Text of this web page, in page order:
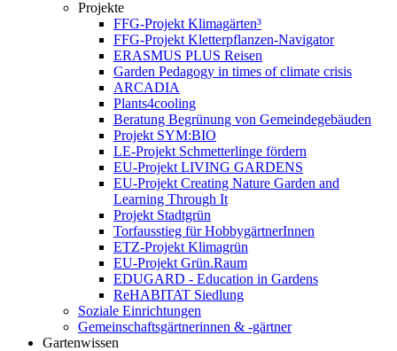
Projekte
FFG-Projekt Klimagärten³
FFG-Projekt Kletterpflanzen-Navigator
ERASMUS PLUS Reisen
Garden Pedagogy in times of climate crisis
ARCADIA
Plants4cooling
Beratung Begrünung von Gemeindegebäuden
Projekt SYM:BIO
LE-Projekt Schmetterlinge fördern
EU-Projekt LIVING GARDENS
EU-Projekt Creating Nature Garden and
Learning Through It
Projekt Stadtgrün
Torfausstieg für HobbygärtnerInnen
ETZ-Projekt Klimagrün
EU-Projekt Grün.Raum
EDUGARD - Education in Gardens
ReHABITAT Siedlung
Soziale Einrichtungen
Gemeinschaftsgärtnerinnen & -gärtner
Gartenwissen